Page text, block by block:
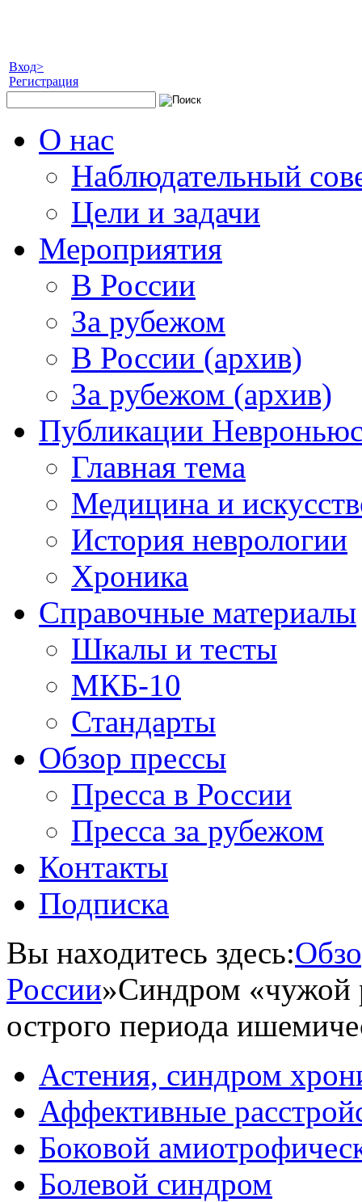
Вход>
Регистрация
О нас
Наблюдательный
Цели и задачи
Мероприятия
В России
За рубежом
В России (архив)
За рубежом (архив)
Публикации
Главная тема
Медицина и
История неврологии
Хроника
Справочные материалы
Шкалы и тесты
МКБ-10
Стандарты
Обзор прессы
Пресса в России
Пресса за рубежом
Контакты
Подписка
Вы находитесь здесь:
России»Синдром «чужой
острого периода
Астения, синдром
Аффективные
Боковой
Болевой синдром